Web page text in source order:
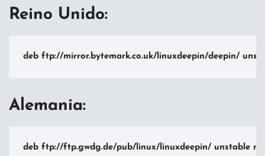
Reino Unido:
deb ftp://mirror.bytemark.co.uk/linuxdeepin/deepin/
Alemania:
deb ftp://ftp.gwdg.de/pub/linux/linuxdeepin/ unstable